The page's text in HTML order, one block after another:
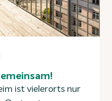
ist vielerorts nur